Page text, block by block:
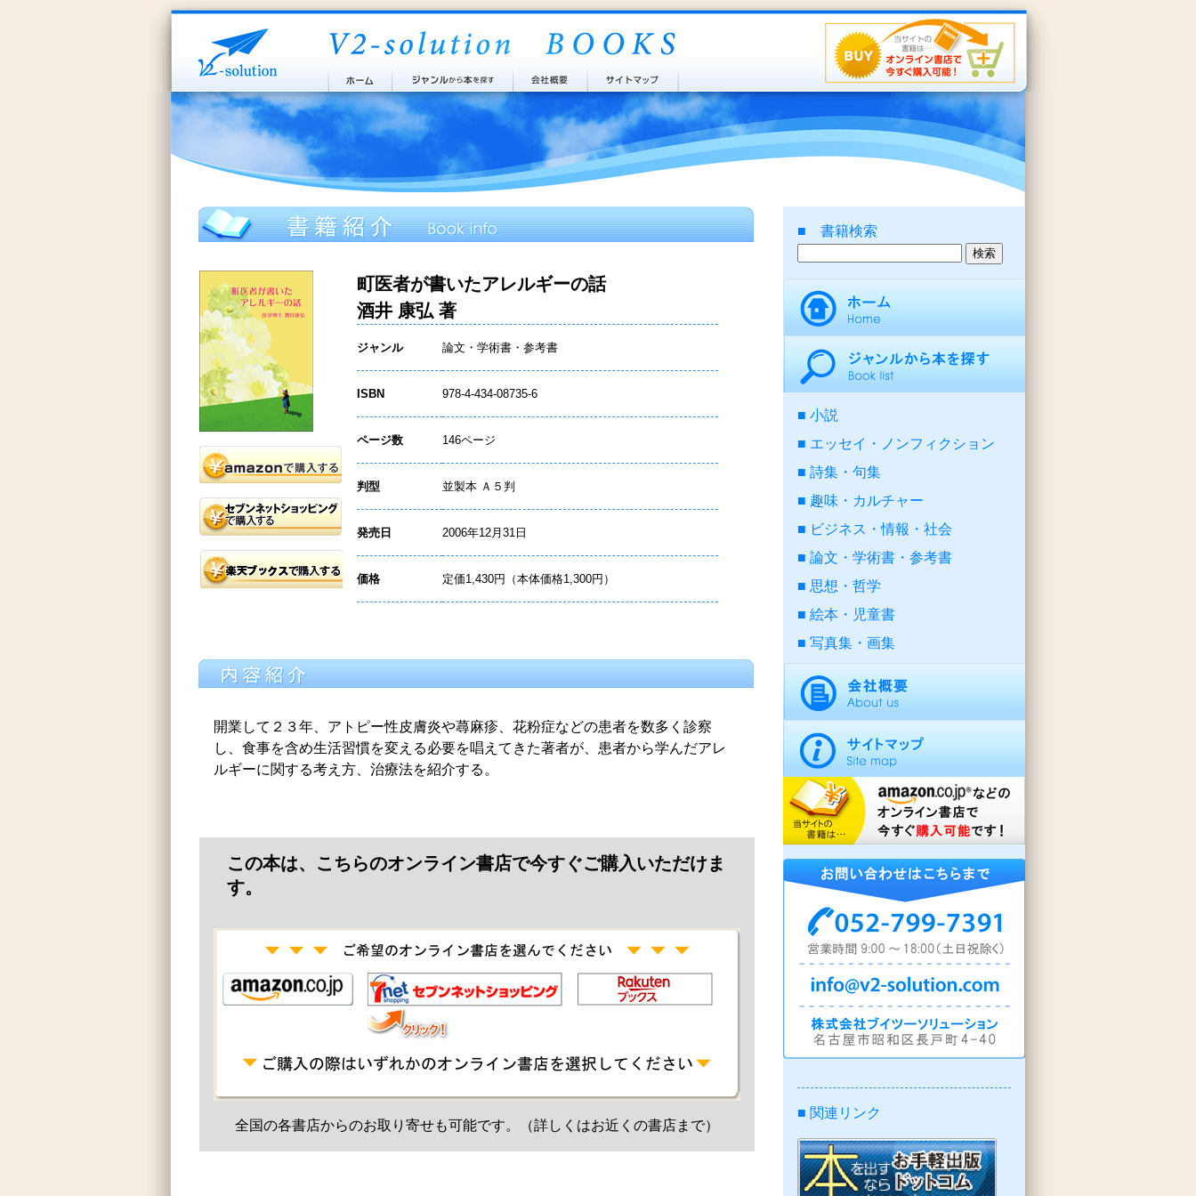
町医者が書いたアレルギーの話
酒井 康弘 著
ジャンル 論文・学術書・参考書
ISBN 978-4-434-08735-6
ページ数 146ページ
判型 並製本 Ａ５判
発売日 2006年12月31日
価格 定価1,430円（本体価格1,300円）
開業して２３年、アトピー性皮膚炎や蕁麻疹、花粉症などの患者を数多く診察
し、食事を含め生活習慣を変える必要を唱えてきた著者が、患者から学んだアレ
ルギーに関する考え方、治療法を紹介する。
この本は、こちらのオンライン書店で今すぐご購入いただけま
す。
全国の各書店からのお取り寄せも可能です。（詳しくはお近くの書店まで）
■ 書籍検索
小説
エッセイ・ノンフィクション
詩集・句集
趣味・カルチャー
ビジネス・情報・社会
論文・学術書・参考書
思想・哲学
絵本・児童書
写真集・画集
■ 関連リンク